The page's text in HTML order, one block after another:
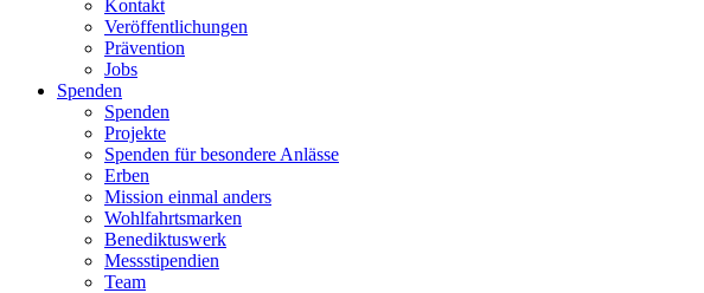
Kontakt
Veröffentlichungen
Prävention
Jobs
Spenden
Spenden
Projekte
Spenden für besondere Anlässe
Erben
Mission einmal anders
Wohlfahrtsmarken
Benediktuswerk
Messstipendien
Team